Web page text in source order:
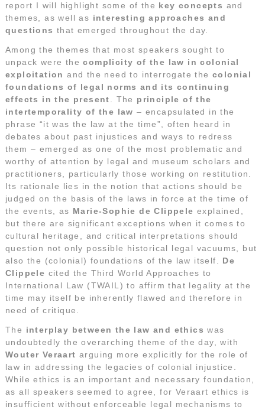
report I will highlight some of the key concepts and
themes, as well as interesting approaches and
questions that emerged throughout the day.
Among the themes that most speakers sought to
unpack were thecomplicity of the law in colonial
exploitation and the need to interrogate the colonial
foundations of legal norms and its continuing
effects in the present. The principle of the
intertemporality of the law – encapsulated in the
phrase “it was the law at the time”, often heard in
debates about past injustices and ways to redress
them – emerged as one of the most problematic and
worthy of attention by legal and museum scholars and
practitioners, particularly those working on restitution.
Its rationale lies in the notion that actions should be
judged on the basis of the laws in force at the time of
the events, as Marie-Sophie de Clippele explained,
but there are significant exceptions when it comes to
cultural heritage, and critical interpretations should
question not only possible historical legal vacuums, but
also the (colonial) foundations of the law itself. De
Clippele cited the Third World Approaches to
International Law (TWAIL) to affirm that legality at the
time may itself be inherently flawed and therefore in
need of critique.
The interplay between the law and ethics was
undoubtedly the overarching theme of the day, with
Wouter Veraart arguing more explicitly for the role of
law in addressing the legacies of colonial injustice.
While ethics is an important and necessary foundation,
as all speakers seemed to agree, for Veraart ethics is
insufficient without enforceable legal mechanisms to